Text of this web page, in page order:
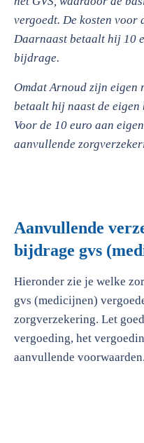
vergoedt. De kosten voor
Daarnaast betaalt hij 10
bijdrage.
Omdat Arnoud zijn
betaalt hij naast de eigen
Voor de 10 euro aan
aanvullende
Aanvullende
bijdrage gvs
Hieronder zie je welke
gvs (medicijnen)
zorgverzekering. Let
vergoeding, het
aanvullende voorwaarden.